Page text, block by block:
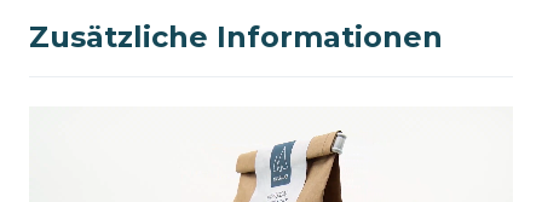
Zusätzliche Informationen